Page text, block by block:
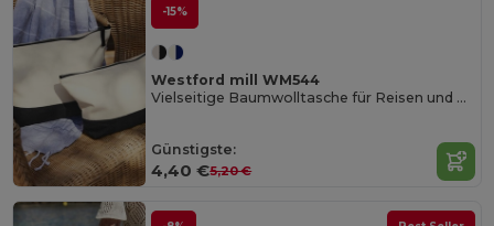
-15%
Westford mill WM544
Vielseitige Baumwolltasche für Reisen und Alltag
Günstigste:
4,40 €5,20 €